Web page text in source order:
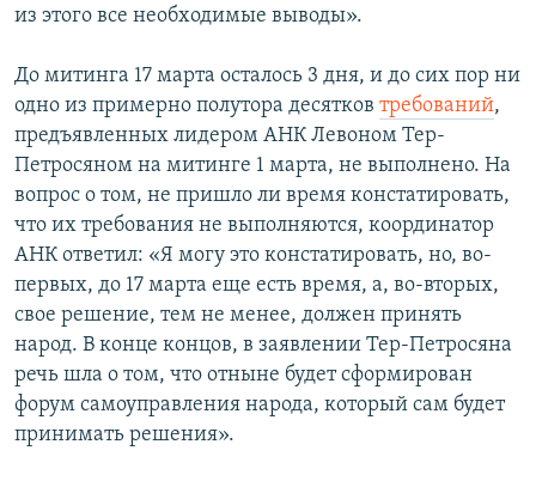
из этого все необходимые выводы».
До митинга 17 марта осталось 3 дня, и до сих пор ни
одно из примерно полутора десятков требований,
предъявленных лидером АНК Левоном Тер-
Петросяном на митинге 1 марта, не выполнено. На
вопрос о том, не пришло ли время констатировать,
что их требования не выполняются, координатор
АНК ответил: «Я могу это констатировать, но, во-
первых, до 17 марта еще есть время, а, во-вторых,
свое решение, тем не менее, должен принять
народ. В конце концов, в заявлении Тер-Петросяна
речь шла о том, что отныне будет сформирован
форум самоуправления народа, который сам будет
принимать решения».